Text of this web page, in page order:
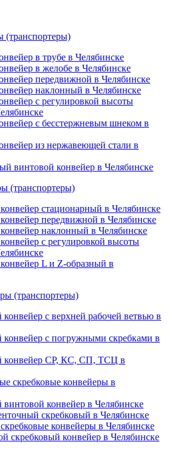
(транспортеры)
в трубе в Челябинске
в желобе в Челябинске
передвижной в Челябинске
наклонный в Челябинске
с регулировкой высоты
с бесстержневым шнеком в
из нержавеющей стали в
винтовой конвейер в Челябинске
(транспортеры)
стационарный в Челябинске
передвижной в Челябинске
наклонный в Челябинске
с регулировкой высоты
L и Z-образный в
(транспортеры)
с верхней рабочей ветвью в
конвейер с погружными скребками в
конвейер СР, КС, СП, ТСЦ в
скребковые конвейеры в
конвейер в Челябинске
скребковый в Челябинске
конвейеры в Челябинске
скребковый конвейер в Челябинске